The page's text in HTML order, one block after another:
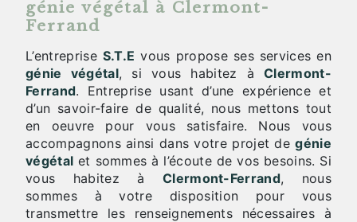
génie végétal à Clermont-
Ferrand
L’entreprise S.T.E vous propose ses services en
génie végétal, si vous habitez àClermont-
Ferrand. Entreprise usant d’une expérience et
d’un savoir-faire de qualité, nous mettons tout
en oeuvre pour vous satisfaire. Nous vous
accompagnons ainsi dans votre projet degénie
végétal et sommes à l’écoute de vos besoins. Si
vous habitez à Clermont-Ferrand, nous
sommes à votre disposition pour vous
transmettre les renseignements nécessaires à